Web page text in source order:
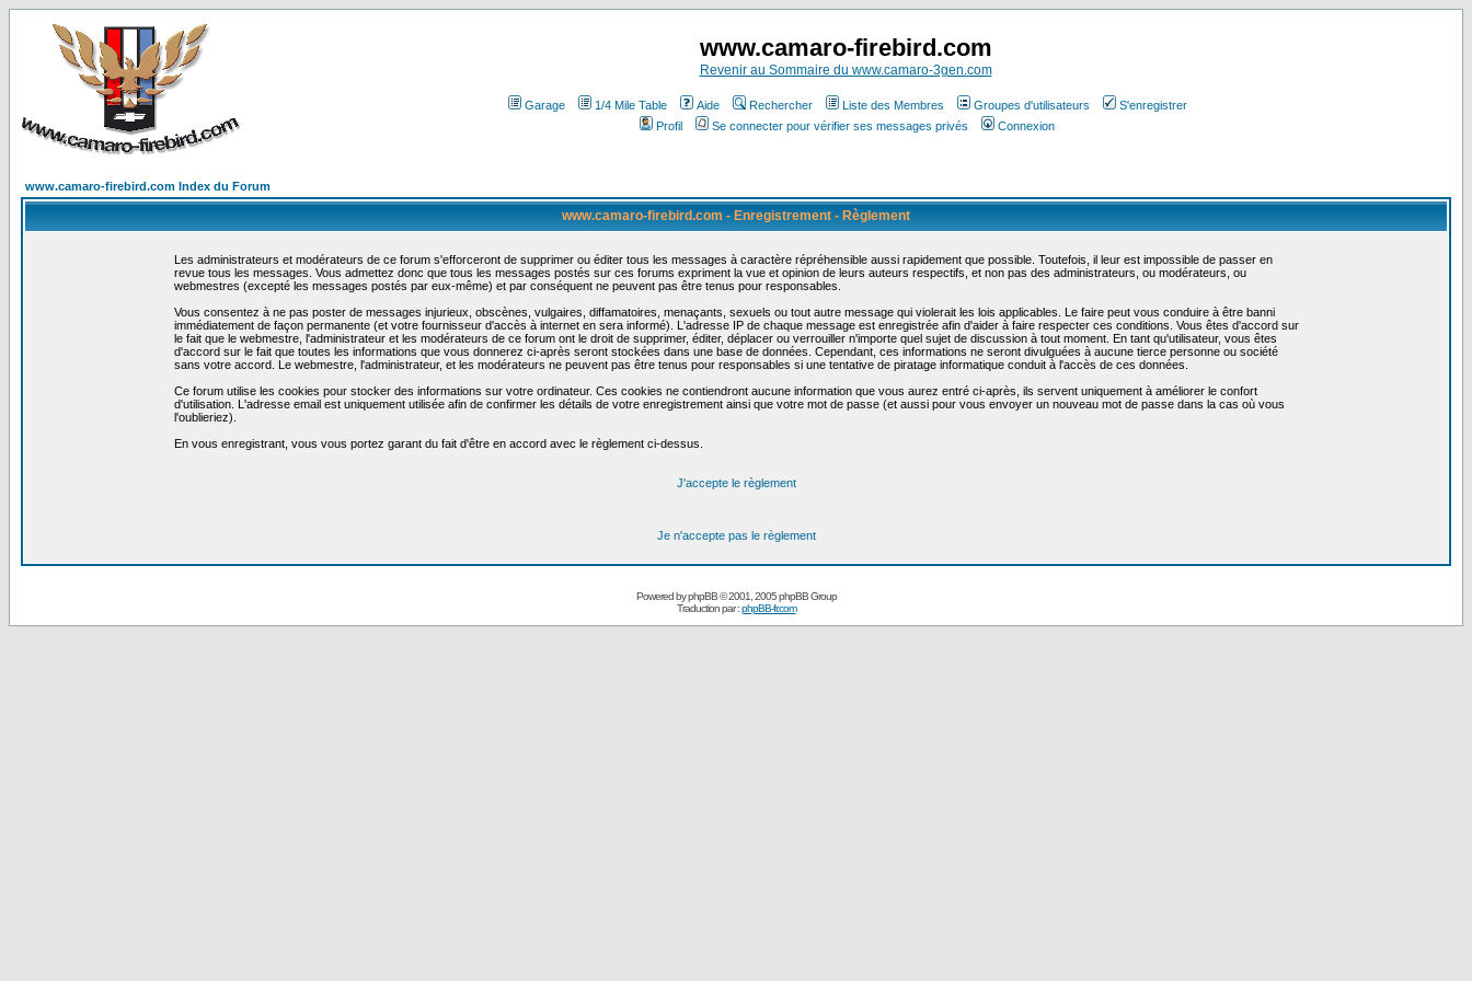
www.camaro-firebird.com
Revenir au Sommaire du www.camaro-3gen.com
Garage 1/4 Mile Table Aide Rechercher Liste des Membres Groupes d'utilisateurs
S'enregistrer
Profil
Se connecter pour vérifier ses messages privés Connexion
www.camaro-firebird.com Index du Forum
www.camaro-firebird.com - Enregistrement - Règlement
Les administrateurs et modérateurs de ce forum s'efforceront de supprimer ou éditer tous les messages à caractère répréhensible aussi rapidement que possible. Toutefois, il leur est impossible de passer en
revue tous les messages. Vous admettez donc que tous les messages postés sur ces forums expriment la vue et opinion de leurs auteurs respectifs, et non pas des administrateurs, ou modérateurs, ou
webmestres (excepté les messages postés par eux-même) et par conséquent ne peuvent pas être tenus pour responsables.
Vous consentez à ne pas poster de messages injurieux, obscènes, vulgaires, diffamatoires, menaçants, sexuels ou tout autre message qui violerait les lois applicables. Le faire peut vous conduire à être banni
immédiatement de façon permanente (et votre fournisseur d'accès à internet en sera informé). L'adresse IP de chaque message est enregistrée afin d'aider à faire respecter ces conditions. Vous êtes d'accord sur
le fait que le webmestre, l'administrateur et les modérateurs de ce forum ont le droit de supprimer, éditer, déplacer ou verrouiller n'importe quel sujet de discussion à tout moment. En tant qu'utilisateur, vous êtes
d'accord sur le fait que toutes les informations que vous donnerez ci-après seront stockées dans une base de données. Cependant, ces informations ne seront divulguées à aucune tierce personne ou société
sans votre accord. Le webmestre, l'administrateur, et les modérateurs ne peuvent pas être tenus pour responsables si une tentative de piratage informatique conduit à l'accès de ces données.
Ce forum utilise les cookies pour stocker des informations sur votre ordinateur. Ces cookies ne contiendront aucune information que vous aurez entré ci-après, ils servent uniquement à améliorer le confort
d'utilisation. L'adresse email est uniquement utilisée afin de confirmer les détails de votre enregistrement ainsi que votre mot de passe (et aussi pour vous envoyer un nouveau mot de passe dans la cas où vous
l'oublieriez).
En vous enregistrant, vous vous portez garant du fait d'être en accord avec le règlement ci-dessus.
J'accepte le règlement
Je n'accepte pas le règlement
Powered byphpBB© 2001, 2005 phpBB Group
Traduction par :phpBB-fr.com